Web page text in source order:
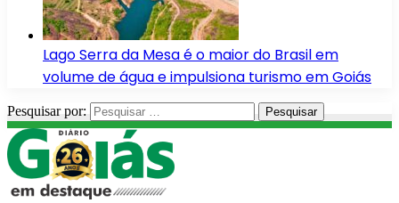
Lago Serra da Mesa é o maior do Brasil em
volume de água e impulsiona turismo em Goiás
Pesquisar por: